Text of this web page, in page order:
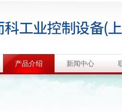
产品介绍 新闻中心